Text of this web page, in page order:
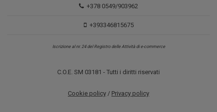
+378 0549/903962
+393346815675
Iscrizione al nr. 24 del Registro delle Attività di e-commerce
C.O.E. SM 03181 - Tutti i diritti riservati
Cookie policy / Privacy policy